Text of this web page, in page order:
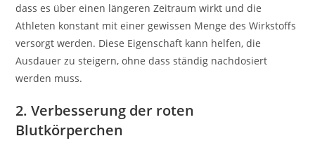
dass es über einen längeren Zeitraum wirkt und die
Athleten konstant mit einer gewissen Menge des Wirkstoffs
versorgt werden. Diese Eigenschaft kann helfen, die
Ausdauer zu steigern, ohne dass ständig nachdosiert
werden muss.
2. Verbesserung der roten
Blutkörperchen